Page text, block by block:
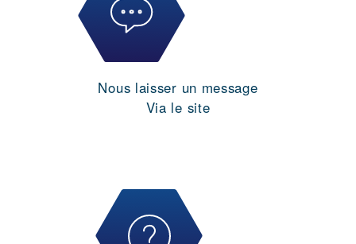
Nous laisser un message
Via le site